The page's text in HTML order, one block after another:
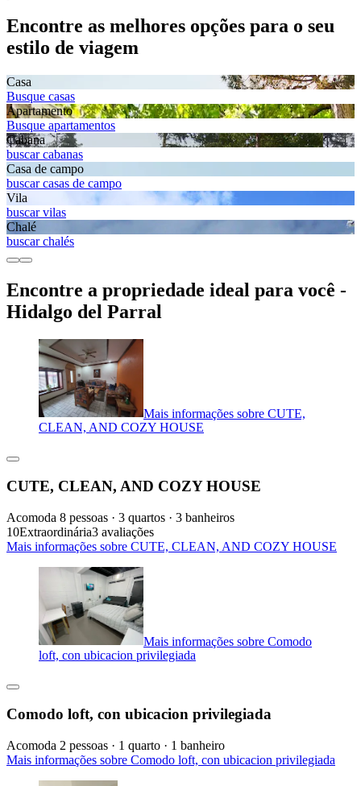
Encontre as melhores opções para o seu
estilo de viagem
Casa
Busque casas
Apartamento
Busque apartamentos
Cabana
buscar cabanas
Casa de campo
buscar casas de campo
Vila
buscar vilas
Chalé
buscar chalés
Encontre a propriedade ideal para você -
Hidalgo del Parral
Mais informações sobre CUTE,
CLEAN, AND COZY HOUSE
CUTE, CLEAN, AND COZY HOUSE
Acomoda 8 pessoas · 3 quartos · 3 banheiros
10Extraordinária3 avaliações
Mais informações sobre CUTE, CLEAN, AND COZY HOUSE
Mais informações sobre Comodo
loft, con ubicacion privilegiada
Comodo loft, con ubicacion privilegiada
Acomoda 2 pessoas · 1 quarto · 1 banheiro
Mais informações sobre Comodo loft, con ubicacion privilegiada